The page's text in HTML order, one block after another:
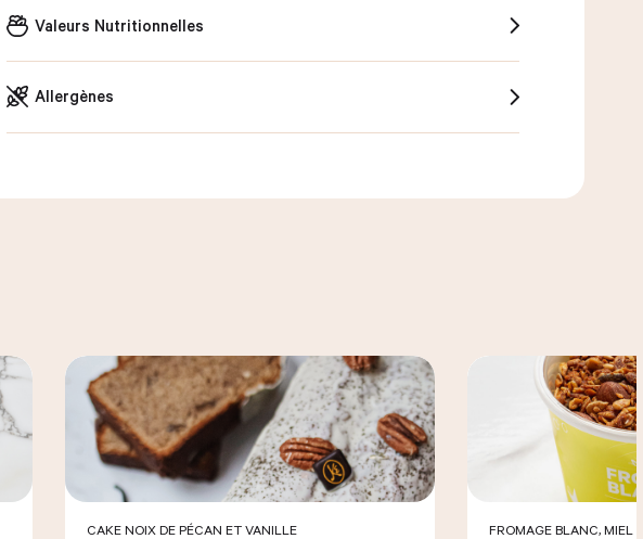
Valeurs Nutritionnelles
Allergènes
CAKE NOIX DE PÉCAN ET VANILLE FROMAGE BLANC, MIEL